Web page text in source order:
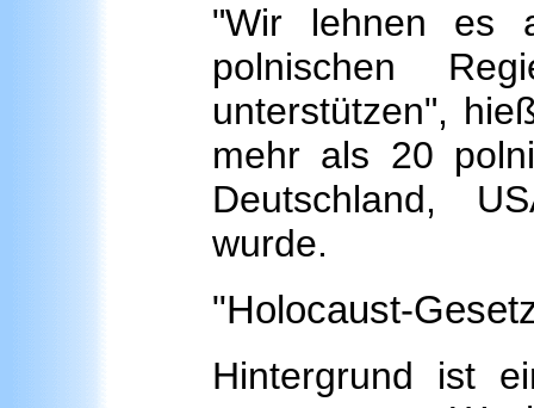
"Wir lehnen es
polnischen
unterstützen",
mehr als 20
Deutschland,
wurde.
"Holocaust-
Hintergrund ist